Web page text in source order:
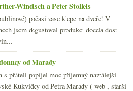
Windisch a Peter Stolleis
počasí zase klepe na dveře! V
jsem degustoval produkci docela dost
od Marady
s přáteli popíjel moc příjemný nazrálejší
Kukvičky od Petra Marady ( web , starší